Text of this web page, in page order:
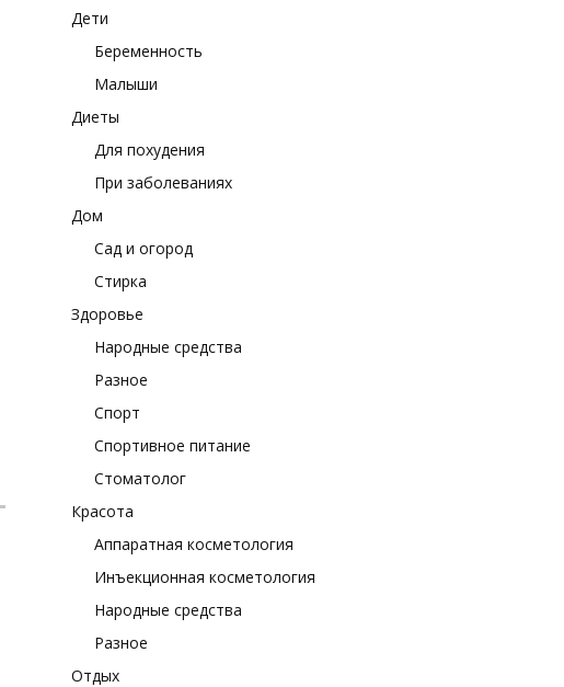
Дети
Беременность
Малыши
Диеты
Для похудения
При заболеваниях
Дом
Сад и огород
Стирка
Здоровье
Народные средства
Разное
Спорт
Спортивное питание
Стоматолог
Красота
Аппаратная косметология
Инъекционная косметология
Народные средства
Разное
Отдых